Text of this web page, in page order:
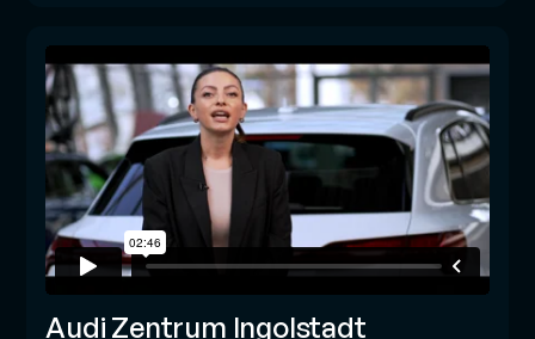
Audi Zentrum Ingolstadt